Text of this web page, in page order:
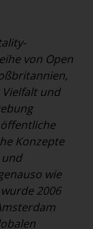
von Open
und
Konzepte
wie
2006